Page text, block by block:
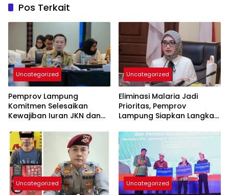
Pos Terkait
Uncategorized
Pemprov Lampung
Komitmen Selesaikan
Kewajiban Iuran JKN dan
Kepesertaan BPJS
Kesehatan
Uncategorized
Eliminasi Malaria Jadi
Prioritas, Pemprov
Lampung Siapkan Langkah
Uncategorized Uncategorized